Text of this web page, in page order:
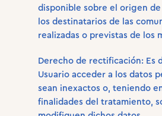
disponible sobre el origen
los destinatarios de las
realizadas o previstas de los
Derecho de rectificación: Es
Usuario acceder a los datos
sean inexactos o, teniendo
finalidades del tratamiento,